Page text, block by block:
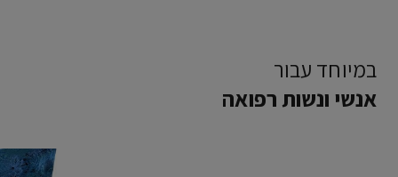
במיוחד עבור
אנשי ונשות רפואה